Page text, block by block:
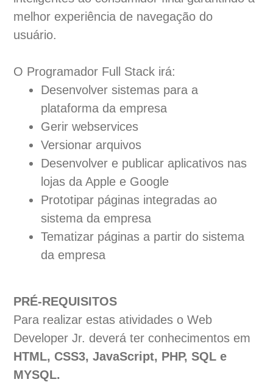
melhor experiência de navegação do
usuário.
O Programador Full Stack irá:
Desenvolver sistemas para a
plataforma da empresa
Gerir webservices
Versionar arquivos
Desenvolver e publicar aplicativos nas
lojas da Apple e Google
Prototipar páginas integradas ao
sistema da empresa
Tematizar páginas a partir do sistema
da empresa
PRÉ-REQUISITOS
Para realizar estas atividades o Web
Developer Jr. deverá ter conhecimentos em
HTML, CSS3, JavaScript, PHP, SQL e
MYSQL.